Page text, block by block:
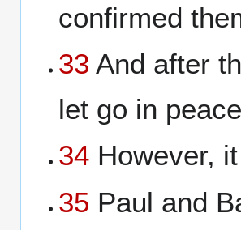
confirmed
33 And after
let go in
34 However,
35 Paul and